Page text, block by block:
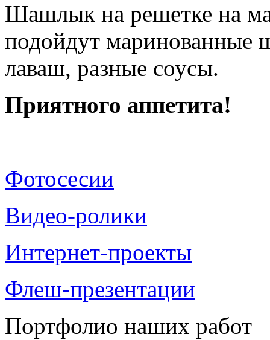
Шашлык на решетке на
подойдут маринованные
лаваш, разные соусы.
Приятного аппетита!
Фотосесии
Видео-ролики
Интернет-проекты
Флеш-презентации
Портфолио наших работ